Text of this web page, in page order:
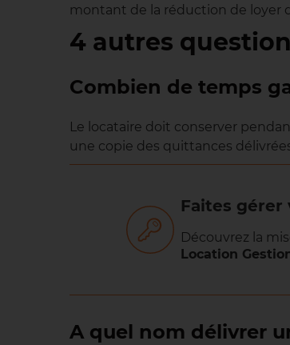
montant de la réduction de loyer
4 autres
Combien de temps
Le locataire doit conserver
une copie des quittances
Faites gérer
Découvrez la
Location
A quel nom délivrer